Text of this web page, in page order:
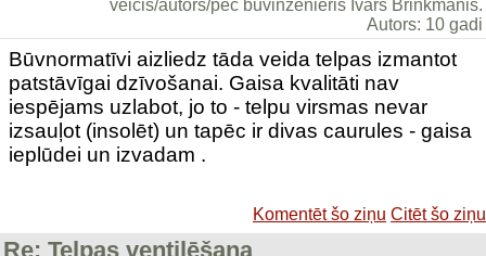
veicis/autors/pēc būvinženieris Ivars Brinkmanis.
Autors: 10 gadi
Būvnormatīvi aizliedz tāda veida telpas izmantot
patstāvīgai dzīvošanai. Gaisa kvalitāti nav
iespējams uzlabot, jo to - telpu virsmas nevar
izsauļot (insolēt) un tapēc ir divas caurules - gaisa
ieplūdei un izvadam .
Komentēt šo ziņu Citēt šo ziņu
Re: Telpas ventilēšana